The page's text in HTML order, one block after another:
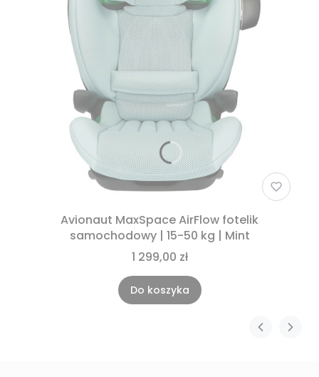
Avionaut MaxSpace AirFlow fotelik
samochodowy | 15-50 kg | Mint
1 299,00 zł
Do koszyka